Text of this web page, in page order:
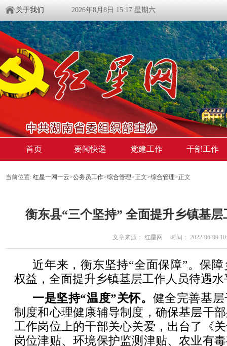
关于我们 2026年8月8日 15:17 星期六
首页 要闻快递 党建工作 干部工作
当前位置: 红星一网一云>公务员工作>综合管理>正文>综合管理>正文
衡东县“三个坚持” 全面提升乡镇基
文章来源： 红星网 时间： 2022-06-09
近年来，衡东坚持“全面保障”。保
权益，全面提升乡镇基层工作人员待遇水
一是坚持“温度”关怀。 健全完善基
制度和心理健康辅导制度，确保基层干
工作岗位上的干部关心关爱，出台了《
岗位津贴、环境保护监测津贴、农业有